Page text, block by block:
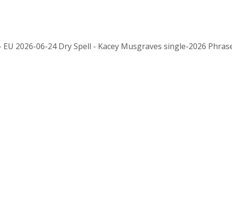
2026-06-24 Dry Spell - Kacey Musgraves single-2026